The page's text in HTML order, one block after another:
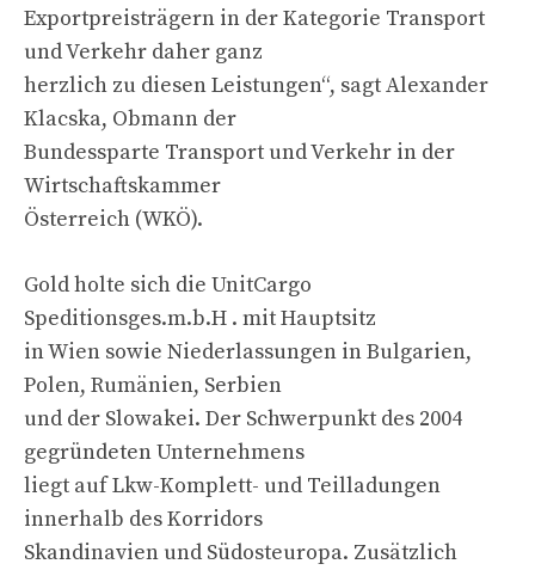
Exportpreisträgern in der Kategorie Transport
und Verkehr daher ganz
herzlich zu diesen Leistungen“, sagt Alexander
Klacska, Obmann der
Bundessparte Transport und Verkehr in der
Wirtschaftskammer
Österreich (WKÖ).
Gold holte sich die UnitCargo
Speditionsges.m.b.H . mit Hauptsitz
in Wien sowie Niederlassungen in Bulgarien,
Polen, Rumänien, Serbien
und der Slowakei. Der Schwerpunkt des 2004
gegründeten Unternehmens
liegt auf Lkw-Komplett- und Teilladungen
innerhalb des Korridors
Skandinavien und Südosteuropa. Zusätzlich